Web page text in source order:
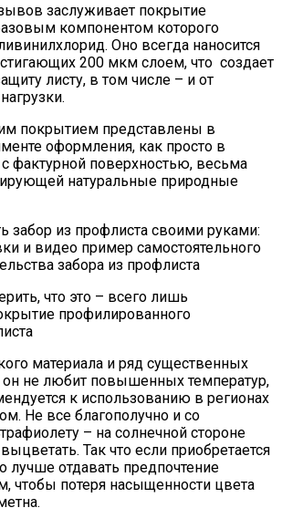
заслуживает покрытие
компонентом которого
Оно всегда наносится
200 мкм слоем, что создает
листу, в том числе – и от
покрытием представлены в
оформления, как просто в
с фактурной поверхностью, весьма
натуральные природные
что это – всего лишь
профилированного
материала и ряд существенных
он не любит повышенных температур,
к использованию в регионах
Не все благополучно и со
– на солнечной стороне
Так что если приобретается
лучше отдавать предпочтение
чтобы потеря насыщенности цвета